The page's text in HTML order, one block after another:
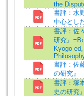
the
書評：水
中心とし
書評：佐
研究』
Kyogo
書評：佐
の研究』
書評：塚
史の研究』